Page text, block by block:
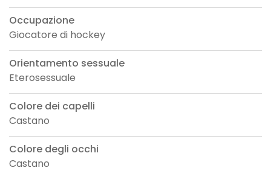
Occupazione
Giocatore di hockey
Orientamento sessuale
Eterosessuale
Colore dei capelli
Castano
Colore degli occhi
Castano